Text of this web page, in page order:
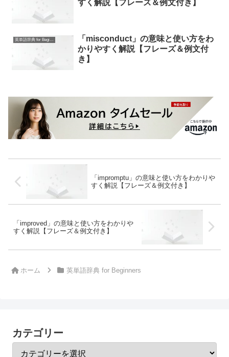
すく解説【フレーズ＆例文付き】
英単語辞典 for Beginners
「misconduct」の意味と使い方をわ
かりやすく解説【フレーズ＆例文付
き】
「impromptu」の意味と使い方をわかりや
すく解説【フレーズ＆例文付き】
「improved」の意味と使い方をわかりや
すく解説【フレーズ＆例文付き】
ホーム 英単語辞典 for Beginners
カテゴリー